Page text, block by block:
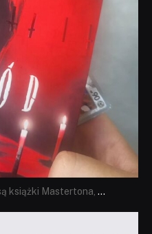
książki Mastertona, ...